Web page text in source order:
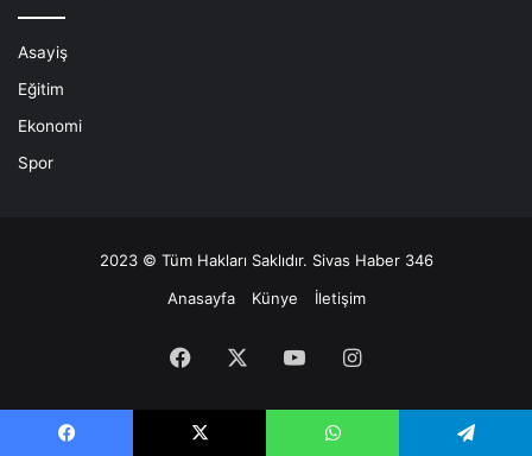
Asayiş
Eğitim
Ekonomi
Spor
2023 © Tüm Hakları Saklıdır. Sivas Haber 346
Anasayfa
Künye İletişim
Facebook YouTubeInstagram